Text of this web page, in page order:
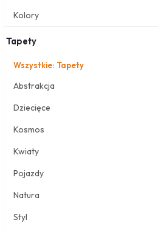
Kolory
Tapety
Wszystkie: Tapety
Abstrakcja
Dziecięce
Kosmos
Kwiaty
Pojazdy
Natura
Styl